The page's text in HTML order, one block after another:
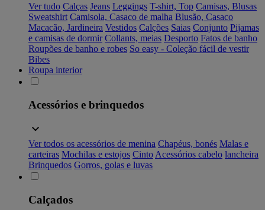
Ver tudo Calças Jeans Leggings T-shirt, Top Camisas, Blusas
Sweatshirt Camisola, Casaco de malha Blusão, Casaco
Macacão, Jardineira Vestidos Calções Saias Conjunto Pijamas
e camisas de dormir Collants, meias Desporto Fatos de banho
Roupões de banho e robes So easy - Coleção fácil de vestir
Bibes
Roupa interior
Acessórios e brinquedos
Ver todos os acessórios de menina Chapéus, bonés Malas e
carteiras Mochilas e estojos Cinto Acessórios cabelo lancheira
Brinquedos Gorros, golas e luvas
Calçados